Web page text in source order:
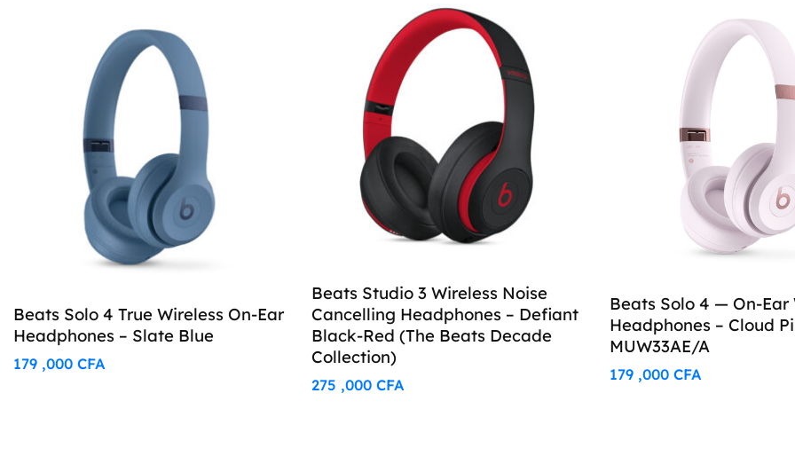
Beats Solo 4 True Wireless On-Ear
Headphones – Slate Blue
179 ,000CFA
Beats Studio 3 Wireless Noise
Cancelling Headphones – Defiant
Black-Red (The Beats Decade
Collection)
275 ,000CFA
Beats Solo 4 — On-Ear
Headphones – Cloud
MUW33AE/A
179 ,000CFA